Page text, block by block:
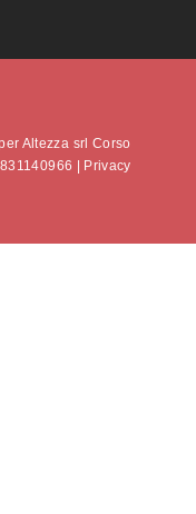
Altezza srl Corso
|
Privacy